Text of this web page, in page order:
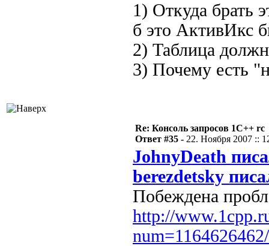
1) Откуда брать
б это АктивИкс
2) Таблица
3) Почему есть
Re: Консоль запросов 1С++ rc
Ответ #35 - 22. Ноября 2007 ::
JohnyDeath
berezdetsky
Побеждена
http://